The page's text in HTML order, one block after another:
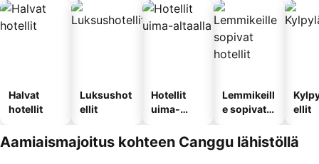
Halvat
hotellit
Luksushot
ellit
Hotellit
uima-
Lemmikeill
e sopivat
ellit
Aamiaismajoitus kohteen Canggu lähistöllä